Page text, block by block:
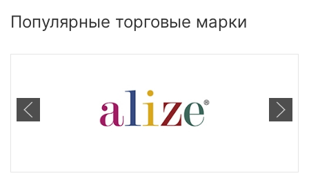
Популярные торговые марки